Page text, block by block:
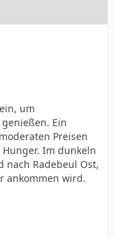
um
Ein
Preisen
Im dunkeln
Radebeul Ost,
ankommen wird.